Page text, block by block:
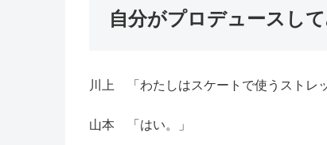
自分がプロデュースし
川上 「わたしはスケートで使うストレ
山本 「はい。」